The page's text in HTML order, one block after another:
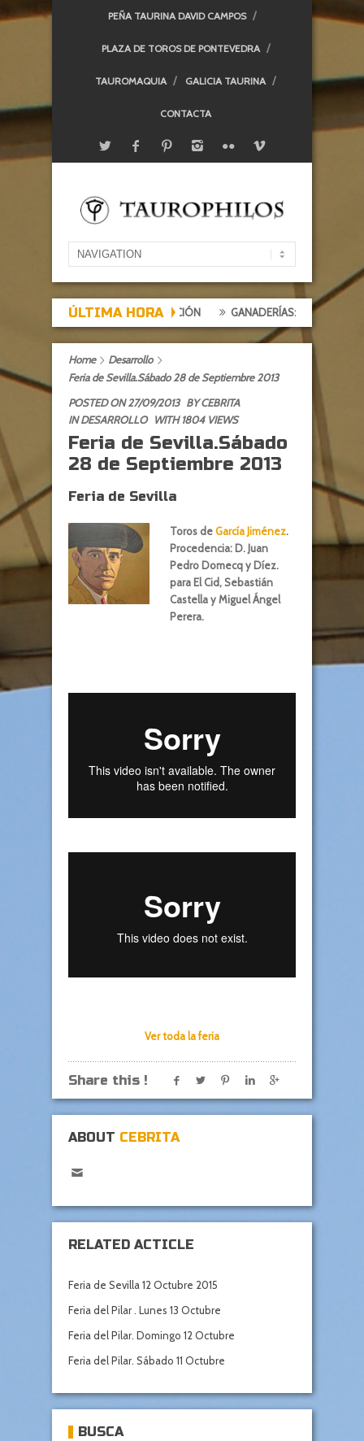
PEÑA TAURINA DAVID CAMPOS
PLAZA DE TOROS DE PONTEVEDRA
TAUROMAQUIA GALICIA TAURINA
CONTACTA
ÚLTIMA HORA
TARDE DE DECEPCIÓN GANADERÍAS: ALCURRUCÉN
Home
Desarrollo
Feria de Sevilla.Sábado 28 de Septiembre 2013
POSTED ON 27/09/2013 BYCEBRITA
INDESARROLLO WITH 1804 VIEWS
Feria de Sevilla.Sábado
28 de Septiembre 2013
Feria de Sevilla
Toros deGarcía Jiménez.
Procedencia: D. Juan
Pedro Domecq y Díez.
para El Cid, Sebastián
Castella y Miguel Ángel
Perera.
Ver toda la feria
Share this !
ABOUT CEBRITA
RELATED ACTICLE
Feria de Sevilla 12 Octubre 2015
Feria del Pilar . Lunes 13 Octubre
Feria del Pilar. Domingo 12 Octubre
Feria del Pilar. Sábado 11 Octubre
BUSCA